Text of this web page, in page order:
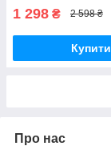
1 298 ₴ 2 598 ₴
Купити
Про нас